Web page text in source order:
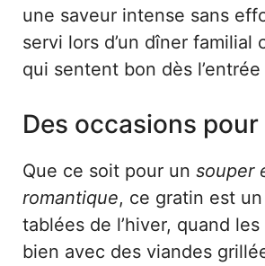
une saveur intense sans
servi lors d’un dîner familial
qui sentent bon dès
Des occasions
Que ce soit pour un souper
romantique, ce gratin est
tablées de l’hiver, quand
bien avec des viandes